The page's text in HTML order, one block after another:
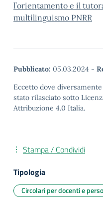
l’orientamento e il
multilinguismo PNRR
Pubblicato: 05.03.2024 -
Eccetto dove
stato rilasciato sotto
Attribuzione 4.0 Italia.
Stampa / Condividi
Tipologia
Circolari per docenti e